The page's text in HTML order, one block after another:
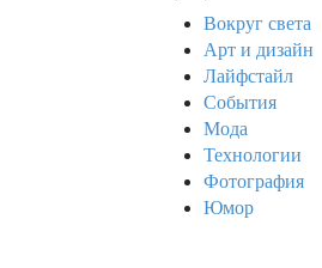
a
Вокруг света
Арт и дизайн
Лайфстайл
События
Мода
Технологии
Фотография
Юмор